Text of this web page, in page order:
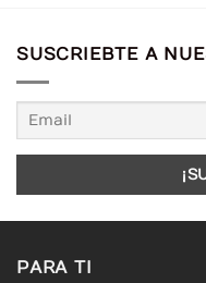
múltiples
se
pueden
de
SUSCRIEBTE A
PARA TI